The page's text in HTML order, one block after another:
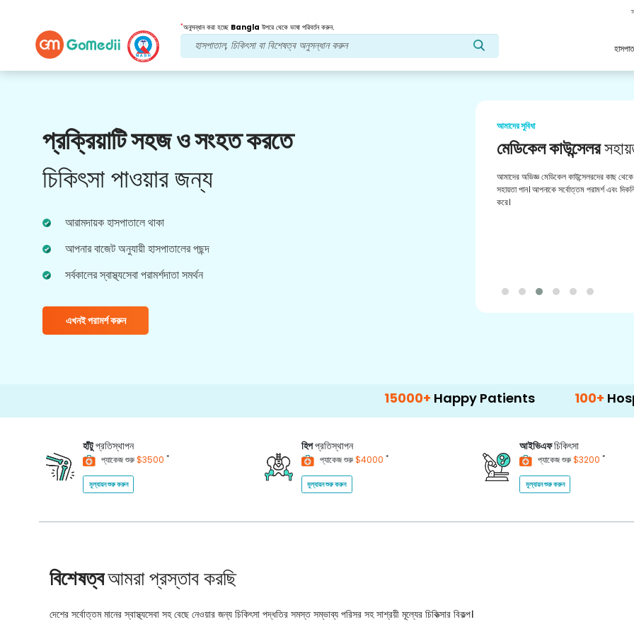
*অনুসন্ধান করা হচ্ছে Bangla উপরে থেকে ভাষা পরিবর্তন করুন.
প্রক্রিয়াটি সহজ ও সংহত করতে
চিকিৎসা পাওয়ার জন্য
আরামদায়ক হাসপাতালে থাকা
আপনার বাজেট অনুযায়ী হাসপাতালের পছন্দ
সর্বকালের স্বাস্থ্যসেবা পরামর্শদাতা সমর্থন
এখনই পরামর্শ করুন
আমাদের সুবিধা
পোস্ট চিকিত্সাঅনুসরণ যত্ন
আপনার সমস্যার সমাধান করার জন্য আমাদের দলের সাথে 24x7
চিকিৎসা এবং রোগীর সহায়তা পান। আপনার চিকিৎসার
আমাদের সুবিধা
মেডিকেল কাউন্সেলর
আমাদের অভিজ্ঞ মেডিকেল কাউন্সেলরদের কাছ থেকে
সহায়তা পান। আপনাকে সর্বোত্তম পরামর্শ এবং
করে।
Happy Patients 100+ Hospitals &
হাঁটুপ্রতিস্থাপন
প্যাকেজ শুরু$3500 *
মূল্যায়ন শুরু করুন
হিপপ্রতিস্থাপন
প্যাকেজ শুরু$4000 *
মূল্যায়ন শুরু করুন
আইভিএফচিকিৎসা
প্যাকেজ শুরু$3200 *
মূল্যায়ন শুরু করুন
বিশেষত্বআমরা প্রস্তাব করছি
দেশের সর্বোত্তম মানের স্বাস্থ্যসেবা সহ বেছে নেওয়ার জন্য চিকিৎসা পদ্ধতির সমস্ত সম্ভাব্য পরিসর সহ সাশ্রয়ী মূল্যের চিকিত্সার বিকল্প।